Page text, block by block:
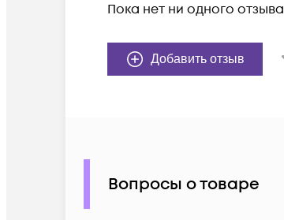
Пока нет ни одного отзыва
Добавить отзыв
Вопросы о товаре